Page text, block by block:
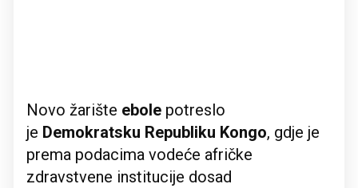
Novo žarište ebole potreslo
je Demokratsku Republiku Kongo, gdje je
prema podacima vodeće afričke
zdravstvene institucije dosad